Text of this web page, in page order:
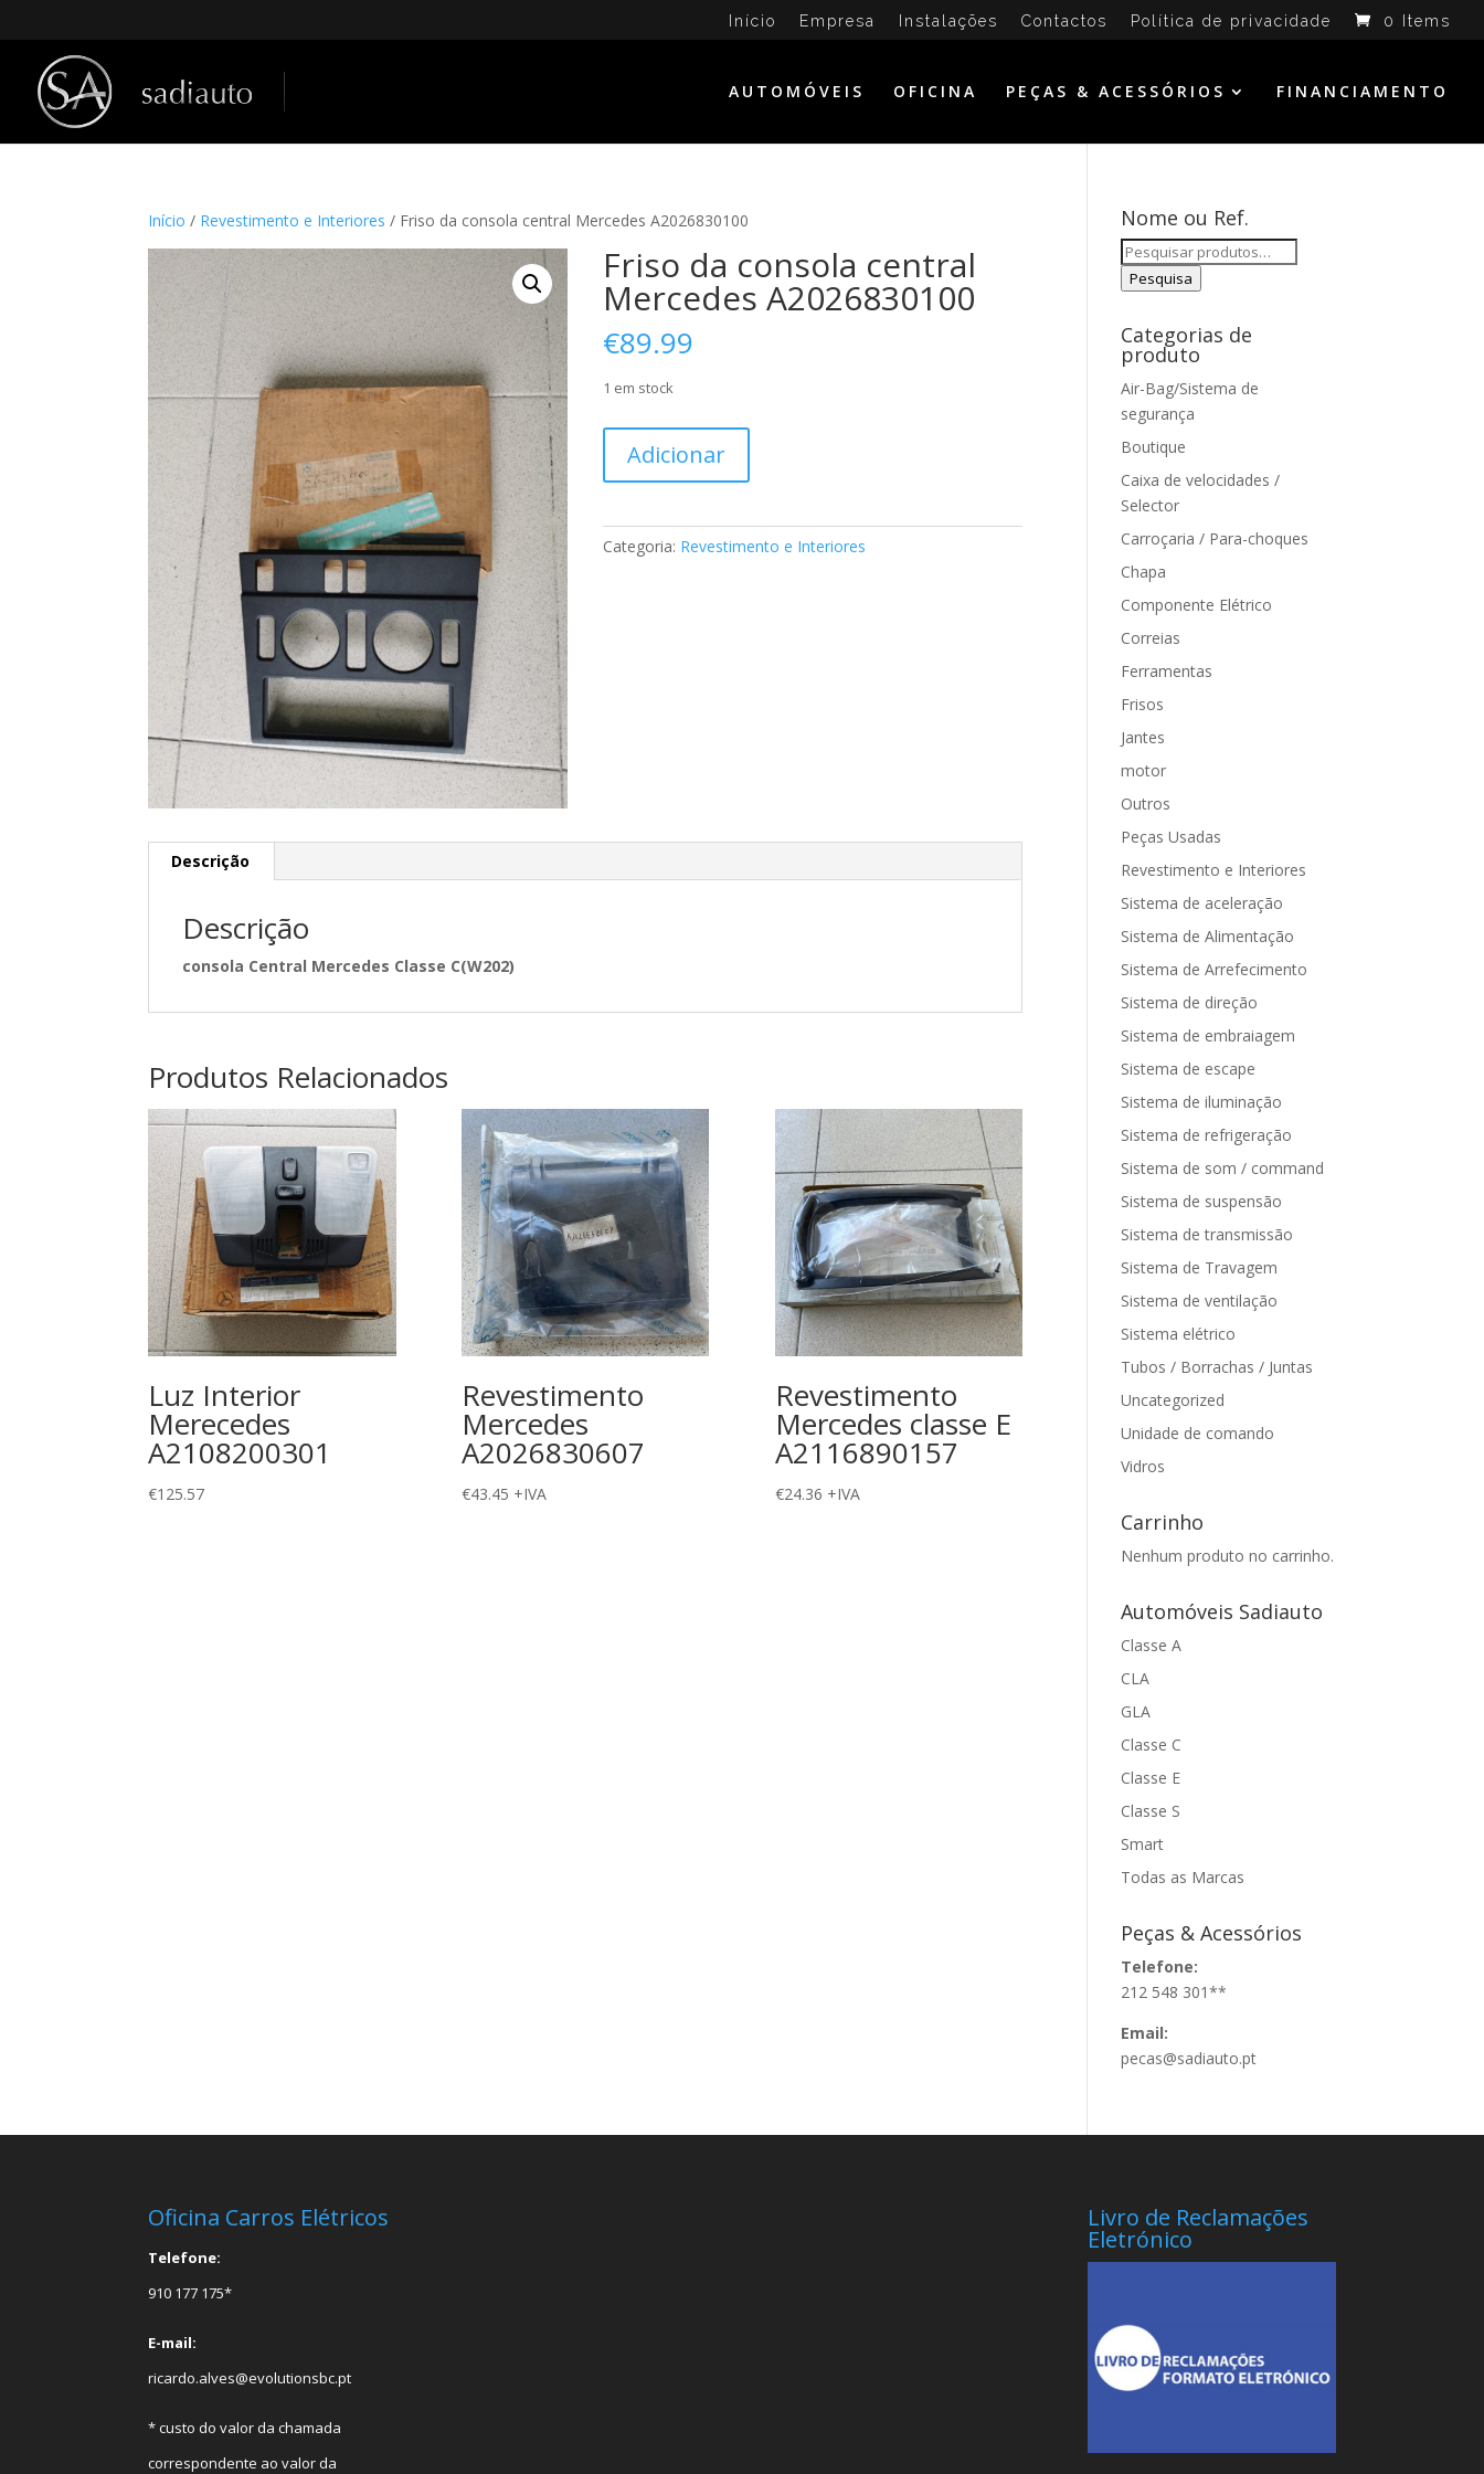
Início Empresa Instalações Contactos Política de privacidade 0 Items
AUTOMÓVEIS OFICINA PEÇAS & ACESSÓRIOS FINANCIAMENTO
Início / Revestimento e Interiores / Friso da consola central Mercedes A2026830100
Friso da consola central
Mercedes A2026830100
€89.99
1 em stock
Friso
consola
Adicionar
Categoria: Revestimento e Interiores
Descrição
Descrição
consola Central Mercedes Classe C(W202)
Produtos Relacionados
Luz Interior
Merecedes
A2108200301
€125.57
Revestimento
Mercedes
A2026830607
€43.45 +IVA
Revestimento
Mercedes classe E
A2116890157
€24.36 +IVA
Nome ou Ref.
Pesquisar
por:
Pesquisa
Categorias de
produto
Air-Bag/Sistema de
segurança
Boutique
Caixa de velocidades /
Selector
Carroçaria / Para-choques
Chapa
Componente Elétrico
Correias
Ferramentas
Frisos
Jantes
motor
Outros
Peças Usadas
Revestimento e Interiores
Sistema de aceleração
Sistema de Alimentação
Sistema de Arrefecimento
Sistema de direção
Sistema de embraiagem
Sistema de escape
Sistema de iluminação
Sistema de refrigeração
Sistema de som / command
Sistema de suspensão
Sistema de transmissão
Sistema de Travagem
Sistema de ventilação
Sistema elétrico
Tubos / Borrachas / Juntas
Uncategorized
Unidade de comando
Vidros
Carrinho
Nenhum produto no carrinho.
Automóveis Sadiauto
Classe A
CLA
GLA
Classe C
Classe E
Classe S
Smart
Todas as Marcas
Peças & Acessórios
Telefone:
212 548 301**
Email:
pecas@sadiauto.pt
Oficina Carros Elétricos
Telefone:
910 177 175*
E-mail:
ricardo.alves@evolutionsbc.pt
* custo do valor da chamada
correspondente ao valor da
Livro de Reclamações
Eletrónico